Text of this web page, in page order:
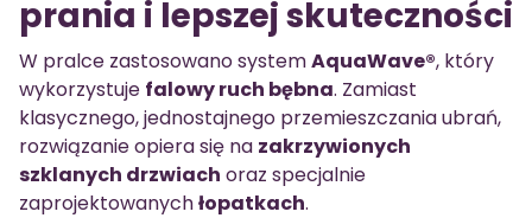
prania i lepszej skuteczności
W pralce zastosowano systemAquaWave®, który
wykorzystuje falowy ruch bębna. Zamiast
klasycznego, jednostajnego przemieszczania ubrań,
rozwiązanie opiera się na zakrzywionych
szklanych drzwiach oraz specjalnie
zaprojektowanychłopatkach.